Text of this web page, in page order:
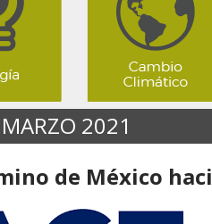
MARZO 2021
de México